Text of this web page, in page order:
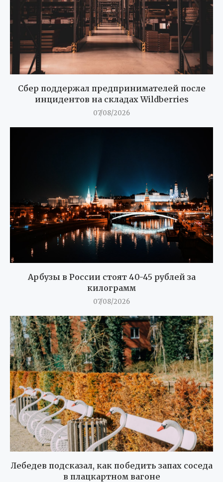
Сбер поддержал предпринимателей после
инцидентов на складах Wildberries
07/08/2026
Арбузы в России стоят 40-45 рублей за
килограмм
07/08/2026
Лебедев подсказал, как победить запах соседа
в плацкартном вагоне